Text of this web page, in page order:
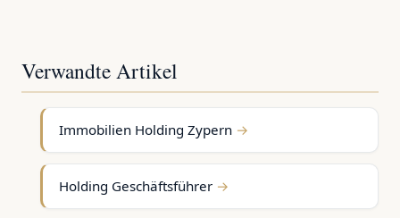
Verwandte Artikel
Immobilien Holding Zypern
Holding Geschäftsführer